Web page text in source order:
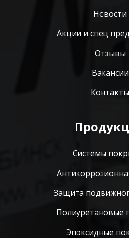
Новости
Акции и спец
Отзывы
Вакансии
Контакты
Системы
Защита
Полиуретановые
Эпоксидные